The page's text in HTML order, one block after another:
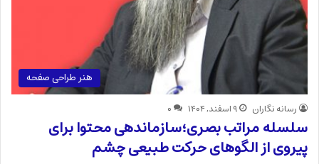
هنر طراحی صفحه
رسانه نگاران ۹ اسفند, ۱۴۰۴ ۰
سلسله مراتب بصری؛سازماندهی محتوا برای
پیروی از الگوهای حرکت طبیعی چشم